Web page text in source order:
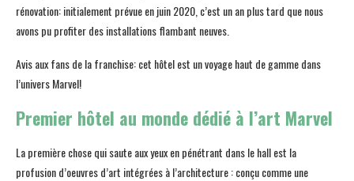
rénovation: initialement prévue en juin 2020, c’est un an plus tard que nous
avons pu profiter des installations flambant neuves.
Avis aux fans de la franchise: cet hôtel est un voyage haut de gamme dans
l’univers Marvel!
Premier hôtel au monde dédié à l’art Marvel
La première chose qui saute aux yeux en pénétrant dans le hall est la
profusion d’oeuvres d’art intégrées à l’architecture : conçu comme une